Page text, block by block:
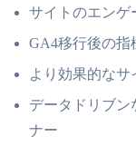
サイトのエンゲ
GA4移行後の指
より効果的なサ
データドリブン
ナー